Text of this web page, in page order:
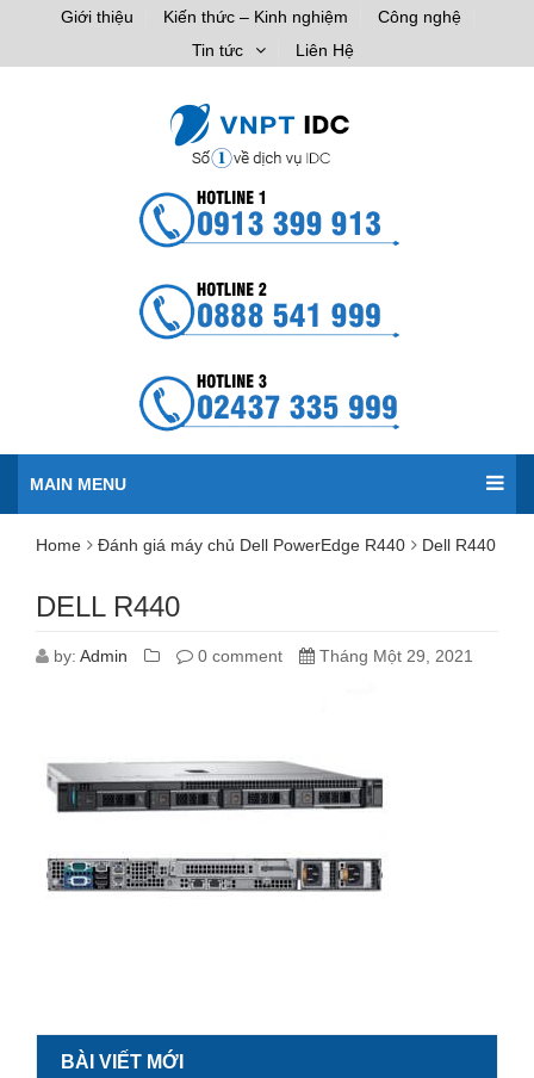
Giới thiệu Kiến thức – Kinh nghiệm
Công nghệ
Tin tức
Liên Hệ
MAIN MENU
Home Đánh giá máy chủ Dell PowerEdge R440 Dell R440
DELL R440
by: Admin 0 comment Tháng Một 29, 2021
BÀI VIẾT MỚI